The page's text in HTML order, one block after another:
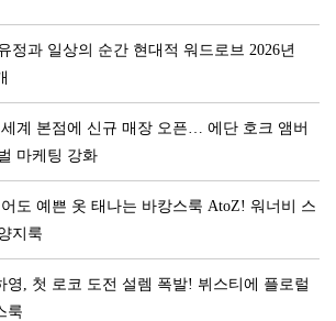
정과 일상의 순간 현대적 워드로브 2026년
계 본점에 신규 매장 오픈… 에단 호크 앰버
마케팅 강화
도 예쁜 옷 태나는 바캉스룩 AtoZ! 워너비 스
지룩
영, 첫 로코 도전 설렘 폭발! 뷔스티에 플로럴
룩